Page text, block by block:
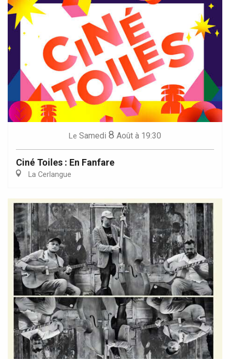
Le Samedi 8 Août à 19:30
Ciné Toiles : En Fanfare
La Cerlangue